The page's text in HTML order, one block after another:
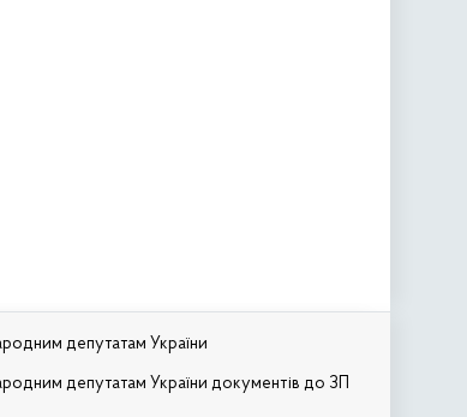
депутатам України
депутатам України документів до ЗП